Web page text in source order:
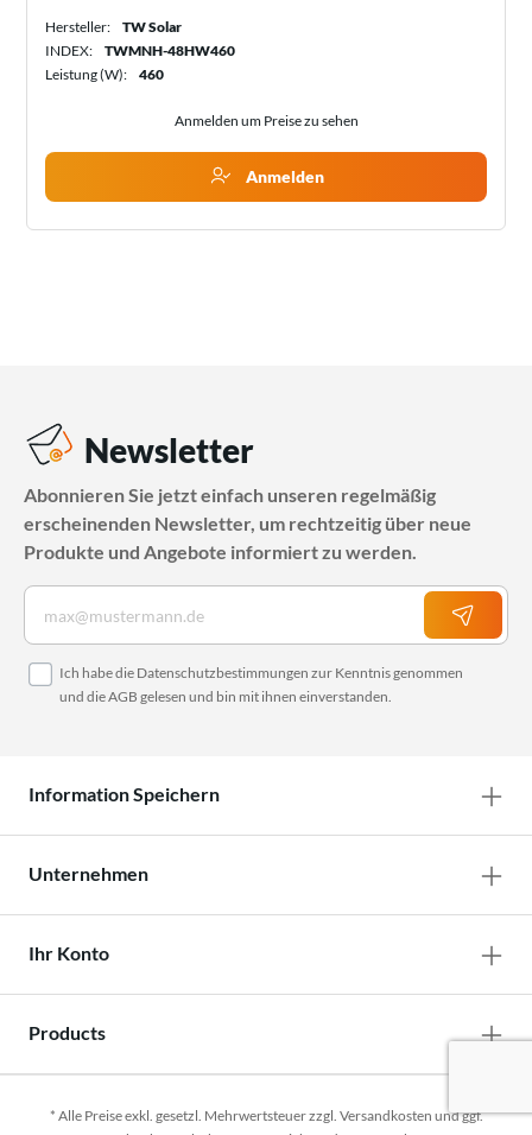
Hersteller:
TW Solar
INDEX:
TWMNH-48HW460
Leistung (W):
460
Anmelden um Preise zu sehen
Anmelden
Newsletter
Abonnieren Sie jetzt einfach unseren regelmäßig
erscheinenden Newsletter, um rechtzeitig über neue
Produkte und Angebote informiert zu werden.
Ich habe die Datenschutzbestimmungen zur Kenntnis genommen
und dieAGB gelesen und bin mit ihnen einverstanden.
Information Speichern
Unternehmen
Ihr Konto
Products
* Alle Preise exkl. gesetzl. Mehrwertsteuer zzgl. Versandkosten und ggf.